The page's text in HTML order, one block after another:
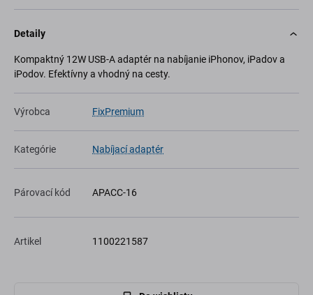
Detaily
Kompaktný 12W USB-A adaptér na nabíjanie iPhonov, iPadov a
iPodov. Efektívny a vhodný na cesty.
Výrobca FixPremium
Kategórie Nabíjací adaptér
Párovací kód APACC-16
Artikel 1100221587